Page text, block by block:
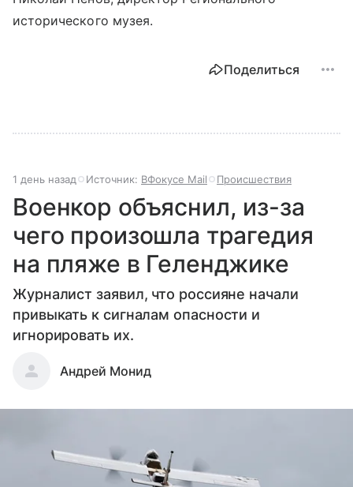
исторического музея.
Поделиться
1 день назад Источник: ВФокусе Mail Происшествия
Военкор объяснил, из-за
чего произошла трагедия
на пляже в Геленджике
Журналист заявил, что россияне начали
привыкать к сигналам опасности и
игнорировать их.
Андрей Монид